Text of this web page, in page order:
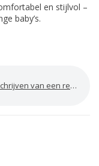
en stijlvol –
baby’s.
van een review